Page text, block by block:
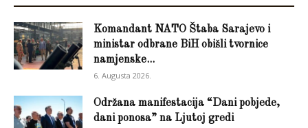
Komandant NATO Štaba Sarajevo i
ministar odbrane BiH obišli tvornice
namjenske...
6. Augusta 2026.
Održana manifestacija “Dani pobjede,
dani ponosa” na Ljutoj gredi